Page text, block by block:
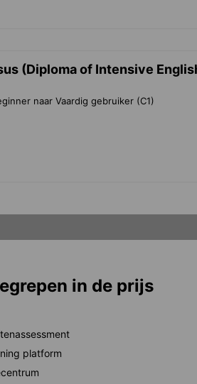
(Diploma of Intensive
naar Vaardig gebruiker (C1)
in de prijs
platform